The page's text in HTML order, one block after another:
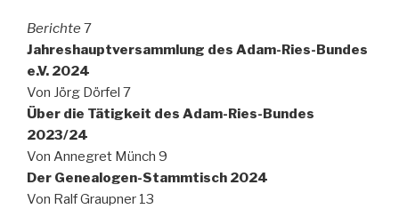
Berichte 7
Jahreshauptversammlung des Adam-Ries-Bundes
e.V. 2024
Von Jörg Dörfel 7
Über die Tätigkeit des Adam-Ries-Bundes
2023/24
Von Annegret Münch 9
Der Genealogen-Stammtisch 2024
Von Ralf Graupner 13